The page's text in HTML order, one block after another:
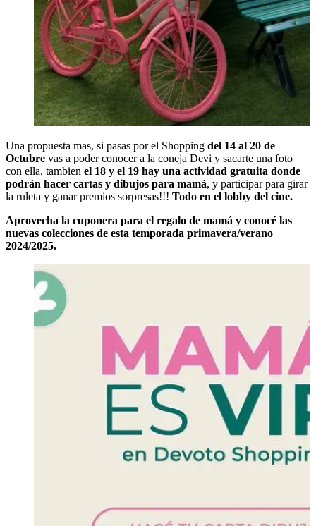
Una propuesta mas, si pasas por el Shopping del 14 al 20 de
Octubre vas a poder conocer a la coneja Devi y sacarte una foto
con ella, tambien el 18 y el 19 hay una actividad gratuita donde
podrán hacer cartas y dibujos para mamá, y participar para girar
la ruleta y ganar premios sorpresas!!! Todo en el lobby del cine.
Aprovecha la cuponera para el regalo de mamá y conocé las
nuevas colecciones de esta temporada primavera/verano
2024/2025.